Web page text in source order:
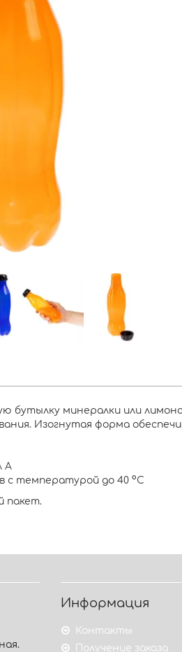
бутылку минералки или
Изогнутая форма
А
с температурой до 40 °C
пакет.
Информация
Контакты
Получение заказа